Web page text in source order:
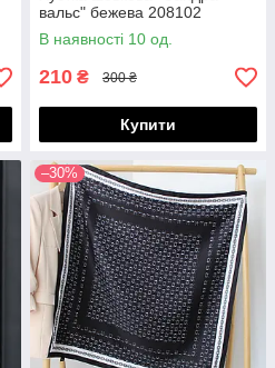
вальс" бежева 208102
В наявності 10 од.
210 ₴ 300 ₴
Купити
–30%